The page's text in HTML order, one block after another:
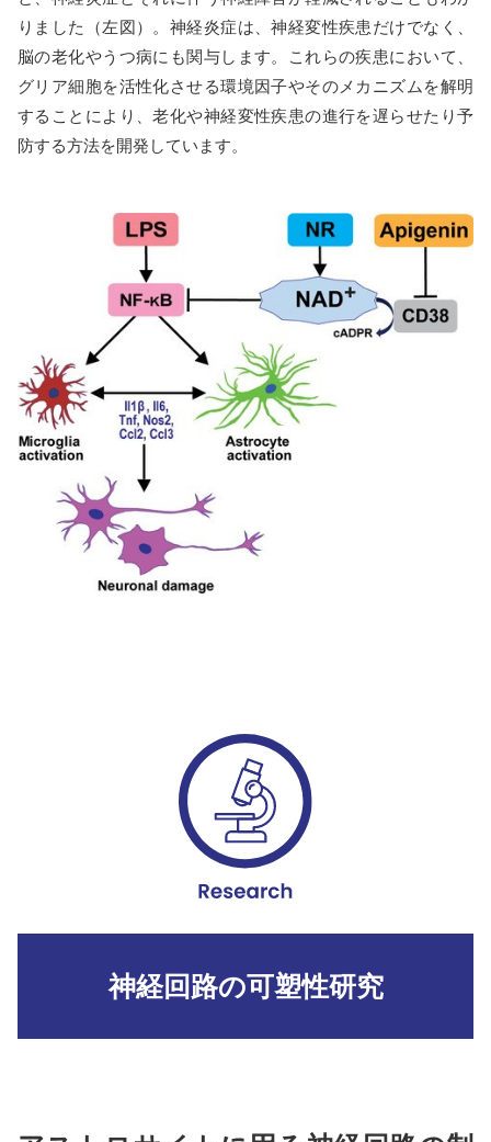
りました（左図）。神経炎症は、神経変性疾患だけでなく、
脳の老化やうつ病にも関与します。これらの疾患において、
グリア細胞を活性化させる環境因子やそのメカニズムを解明
することにより、老化や神経変性疾患の進行を遅らせたり予
防する方法を開発しています。
神経回路の可塑性研究